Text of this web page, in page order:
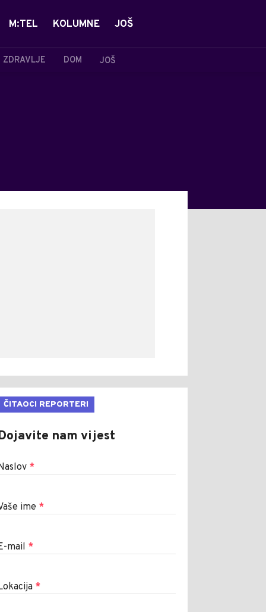
ZDRAVLJE DOM JOŠ
M:TEL KOLUMNE JOŠ
ČITAOCI REPORTERI
nam vijest
*
ime *
mail *
*